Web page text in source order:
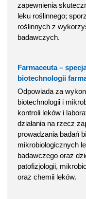
zapewnienia
leku roślinnego;
roślinnych z
badawczych.
Farmaceuta –
biotechnologii
Odpowiada za
biotechnologii i
kontroli leków i
działania na rzecz
prowadzania badań
mikrobiologicznych
badawczego oraz
patofizjologii,
oraz chemii leków.